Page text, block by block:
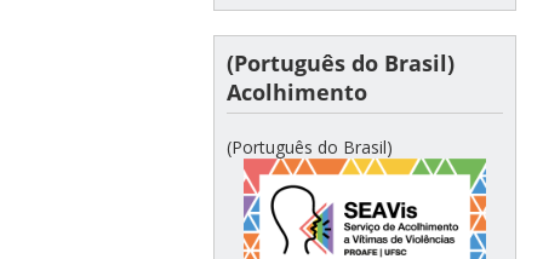
(Português do Brasil)
Acolhimento
(Português do Brasil)